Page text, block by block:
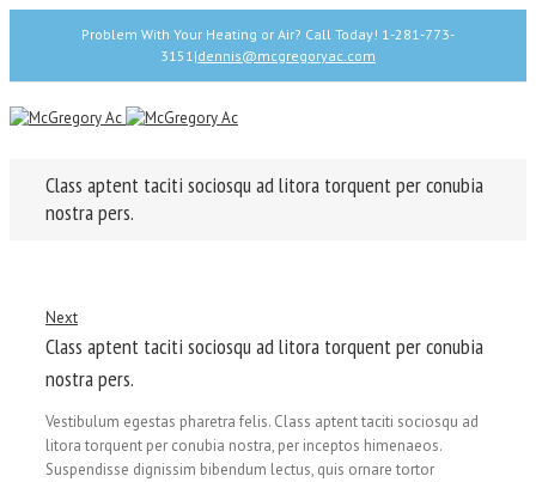
Problem With Your Heating or Air? Call Today! 1-281-773-
3151|dennis@mcgregoryac.com
Class aptent taciti sociosqu ad litora torquent per conubia
nostra pers.
Next
Class aptent taciti sociosqu ad litora torquent per conubia
nostra pers.
Vestibulum egestas pharetra felis. Class aptent taciti sociosqu ad
litora torquent per conubia nostra, per inceptos himenaeos.
Suspendisse dignissim bibendum lectus, quis ornare tortor